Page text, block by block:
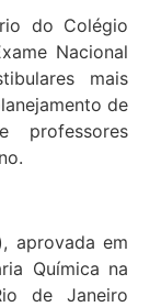
do Colégio
Nacional
mais
de
professores
aprovada em
Química na
de Janeiro